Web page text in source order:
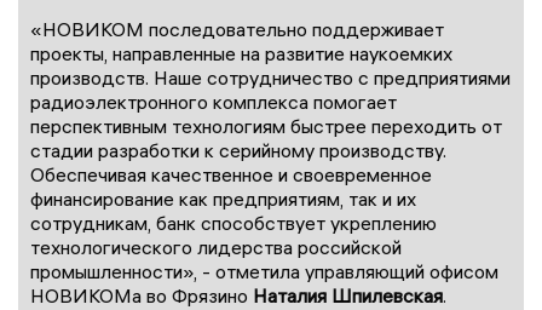
«НОВИКОМ последовательно поддерживает
проекты, направленные на развитие наукоемких
производств. Наше сотрудничество с предприятиями
радиоэлектронного комплекса помогает
перспективным технологиям быстрее переходить от
стадии разработки к серийному производству.
Обеспечивая качественное и своевременное
финансирование как предприятиям, так и их
сотрудникам, банк способствует укреплению
технологического лидерства российской
промышленности», - отметила управляющий офисом
НОВИКОМа во Фрязино Наталия Шпилевская.